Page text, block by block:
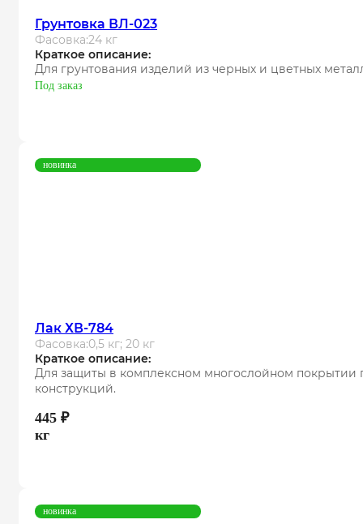
Грунтовка ВЛ-023
Фасовка:24 кг
Краткое описание:
Для грунтования изделий из черных и цветных
Под заказ
новинка
Лак ХВ-784
Фасовка:0,5 кг; 20 кг
Краткое описание:
Для защиты в комплексном многослойном покрытии
конструкций.
445 ₽
кг
новинка